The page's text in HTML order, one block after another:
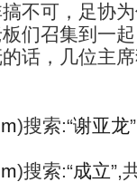
不可，足协
们召集到一
话，几位主
)搜索:“谢亚龙
)搜索:“成立”,